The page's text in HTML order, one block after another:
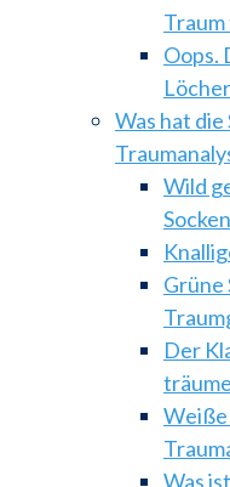
Oops.
Was hat
Wild
Socken
Grüne
Der
Weiße
Was